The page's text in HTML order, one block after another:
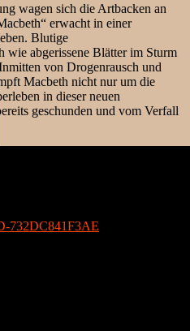
wagen sich die Artbacken an
erwacht in einer
Blutige
wie abgerissene Blätter im Sturm
von Drogenrausch und
Macbeth nicht nur um die
in dieser neuen
geschunden und vom Verfall